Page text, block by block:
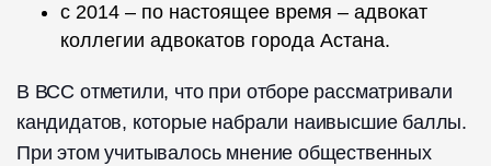
с 2014 – по настоящее время – адвокат
коллегии адвокатов города Астана.
В ВСС отметили, что при отборе рассматривали
кандидатов, которые набрали наивысшие баллы.
При этом учитывалось мнение общественных